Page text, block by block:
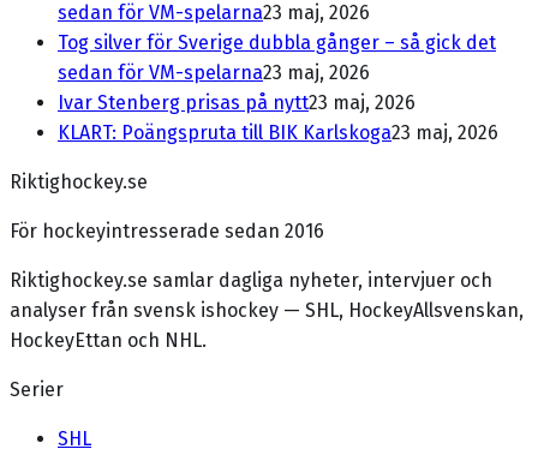
sedan för VM-spelarna23 maj, 2026
Tog silver för Sverige dubbla gånger – så gick det
sedan för VM-spelarna23 maj, 2026
Ivar Stenberg prisas på nytt23 maj, 2026
KLART: Poängspruta till BIK Karlskoga23 maj, 2026
Riktighockey.se
För hockeyintresserade sedan 2016
Riktighockey.se samlar dagliga nyheter, intervjuer och
analyser från svensk ishockey — SHL, HockeyAllsvenskan,
HockeyEttan och NHL.
Serier
SHL